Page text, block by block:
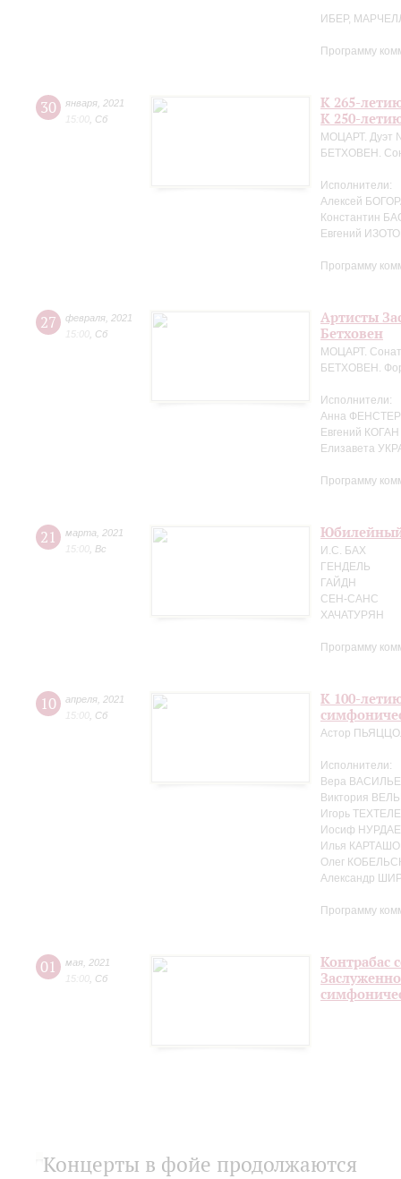
ИБЕР,
Программу
30 января 2021
15:00 Сб
К 265-
К 250-
МОЦАРТ. Дуэт
БЕТХОВЕН.
Исполнители:
Алексей
Константин
Евгений
Программу
27 февраля 2021
15:00 Сб
Артисты
Бетховен
МОЦАРТ.
БЕТХОВЕН.
Исполнители:
Анна ФЕНСТЕР
Евгений
Елизавета
Программу
21 марта
2021
15:00 Вс
Юбилейный
И.С. БАХ
ГЕНДЕЛЬ
ГАЙДН
СЕН-САНС
ХАЧАТУРЯН
Программу
10 апреля 2021
15:00 Сб
К 100-
Астор
Исполнители:
Вера
Виктория
Игорь
Иосиф
Илья
Олег
Александр
Программу
01 мая 2021
15:00 Сб
Контрабас
Концерты в фойе продолжаются